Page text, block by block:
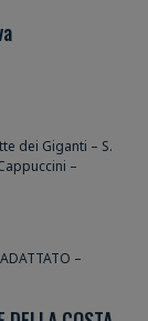
dei Giganti – S.
–
–